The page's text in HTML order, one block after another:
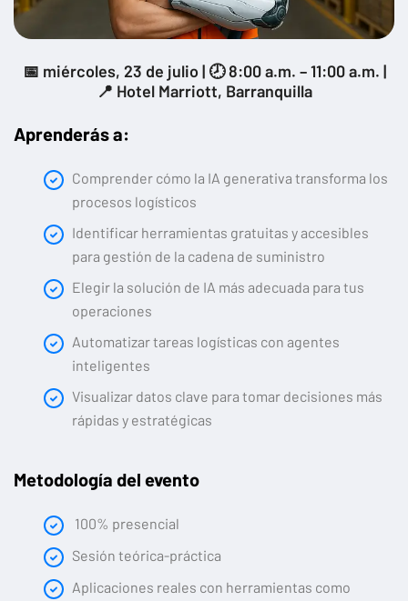
📅 miércoles, 23 de julio | 🕗 8:00 a.m. – 11:00 a.m. |
📍 Hotel Marriott, Barranquilla
Aprenderás a:
Comprender cómo la IA generativa transforma los
procesos logísticos
Identificar herramientas gratuitas y accesibles
para gestión de la cadena de suministro
Elegir la solución de IA más adecuada para tus
operaciones
Automatizar tareas logísticas con agentes
inteligentes
Visualizar datos clave para tomar decisiones más
rápidas y estratégicas
Metodología del evento
100% presencial
Sesión teórica-práctica
Aplicaciones reales con herramientas como